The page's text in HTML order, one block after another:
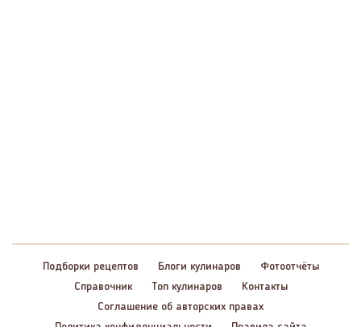
Подборки рецептов Блоги кулинаров
Фотоотчёты
Справочник
Топ кулинаров
Контакты
Соглашение об авторских правах